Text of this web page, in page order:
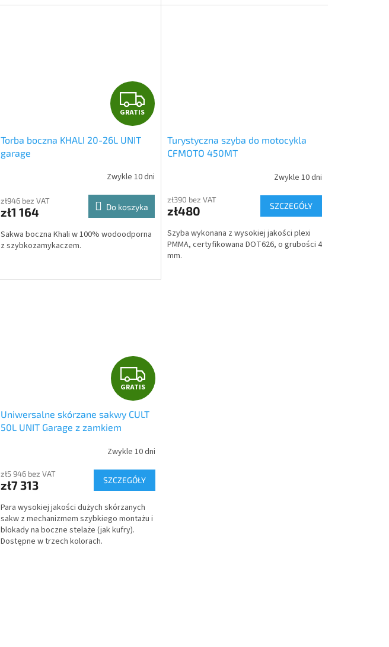
G
R
T
I
S
GRATIS
Torba boczna KHALI 20-26L UNIT
garage
Zwykle 10 dni
zł946 bez VAT
zł1 164 Do koszyka
Sakwa boczna Khali w 100% wodoodporna
z szybkozamykaczem.
Turystyczna szyba do motocykla
CFMOTO 450MT
Zwykle 10 dni
zł390 bez VAT
zł480 SZCZEGÓŁY
Szyba wykonana z wysokiej jakości plexi
PMMA, certyfikowana DOT626, o grubości 4
mm.
G
R
A
T
I
S
GRATIS
Uniwersalne skórzane sakwy CULT
50L UNIT Garage z zamkiem
Zwykle 10 dni
zł5 946 bez VAT
zł7 313 SZCZEGÓŁY
Para wysokiej jakości dużych skórzanych
sakw z mechanizmem szybkiego montażu i
blokady na boczne stelaże (jak kufry).
Dostępne w trzech kolorach.